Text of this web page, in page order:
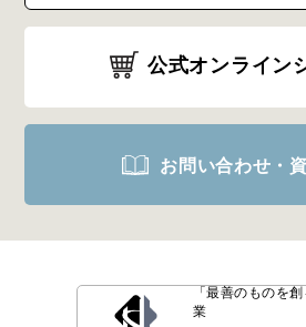
公式オンライン
お問い合わせ・
「最善のものを創
業